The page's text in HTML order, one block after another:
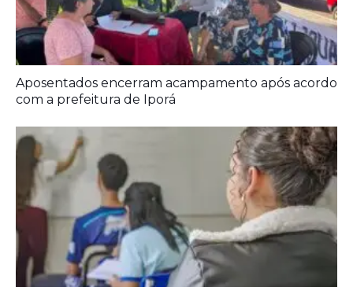
Aposentados encerram acampamento após acordo
com a prefeitura de Iporá